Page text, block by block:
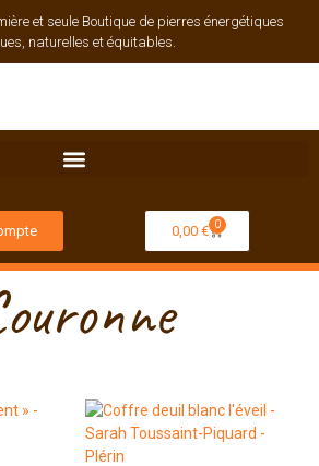
et seule Boutique de pierres énergétiques
naturelles et équitables.
0,00 € 0